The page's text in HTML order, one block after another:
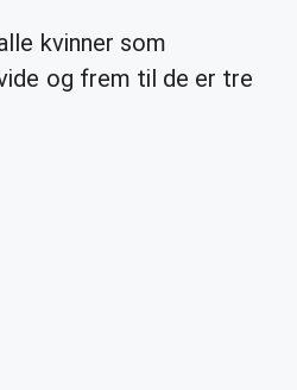
kvinner som
og frem til de er tre